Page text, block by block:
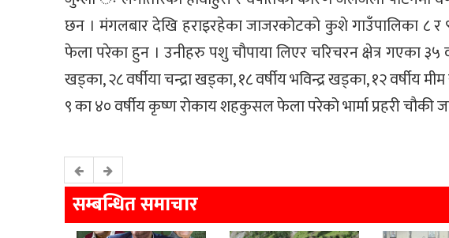
छन । मंगलबार देखि हराइरहेका जाजरकोटको कुशे गाउँपालिका ८
फेला परेका हुन । उनीहरु पशु चौपाया लिएर चरिचरन क्षेत्र गएका ३५
खड्का, २८ वर्षीया चन्द्रा खड्का, १८ वर्षीय भविन्द्र खड्का, १२ वर्षीय
९ का ४० वर्षीय कृष्ण रोकाय शहकुसल फेला परेको भार्मा प्रहरी
सम्बन्धित समाचार